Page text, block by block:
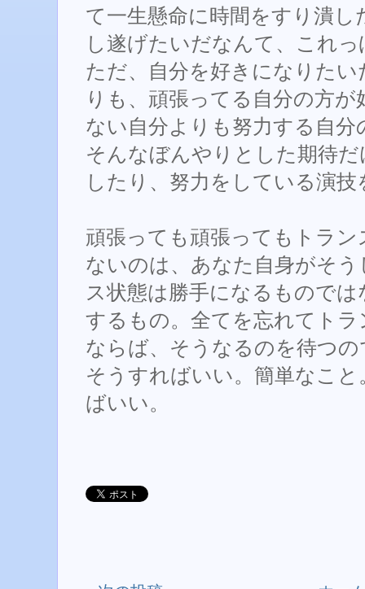
て一生懸命に時間をすり潰し
し遂げたいだなんて、これ
ただ、自分を好きになりた
りも、頑張ってる自分の方
ない自分よりも努力する自
そんなぼんやりとした期待
したり、努力をしている演
頑張っても頑張ってもトラ
ないのは、あなた自身がそ
ス状態は勝手になるもので
するもの。全てを忘れてト
ならば、そうなるのを待つ
そうすればいい。簡単なこ
ばいい。